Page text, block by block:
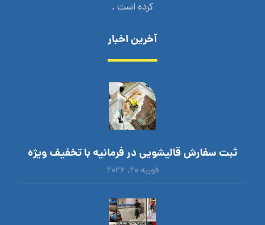
کرده است .
آخرین اخبار
ثبت سفارش قالیشویی در فرمانیه با تخفیف ویژه
فوریه ۲۰, ۲۰۲۶